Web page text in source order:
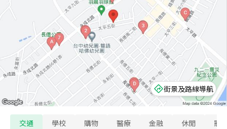
街景及路線導航
交通 學校 購物 醫療 金融 休閒 寵